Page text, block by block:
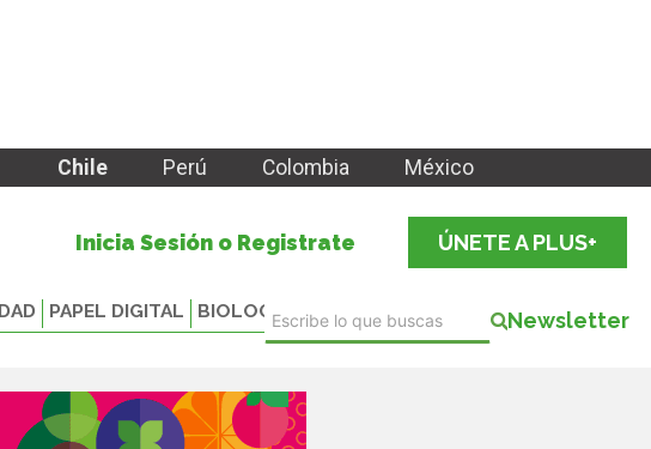
Chile Perú Colombia México
Inicia Sesión o Registrate ÚNETE A PLUS+
PAPEL DIGITAL BIOLOGICALS Newsletter